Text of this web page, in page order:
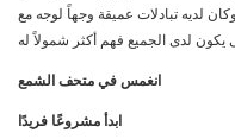
لديه تبادلات عميقة وجهاً لوجه مع
انغمس في متحف الشمع
ابدأ مشروعًا فريدًا